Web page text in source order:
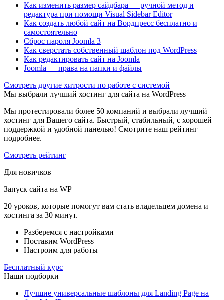
Как изменить размер сайдбара — ручной метод и
редактура при помощи Visual Sidebar Editor
Как создать любой сайт на Вордпресс бесплатно и
самостоятельно
Сброс пароля Joomla 3
Как сверстать собственный шаблон под WordPress
Как редактировать сайт на Joomla
Joomla — права на папки и файлы
Cмотреть другие хитрости по работе с системой
Мы выбрали лучший хостинг для сайта на WordPress
Мы протестировали более 50 компаний и выбрали лучший
хостинг для Вашего сайта. Быстрый, стабильный, с хорошей
поддержкой и удобной панелью! Смотрите наш рейтинг
подробнее.
Смотреть рейтинг
Для новичков
Запуск сайта на WP
20 уроков, которые помогут вам стать владельцем домена и
хостинга за 30 минут.
Разберемся с настройками
Поставим WordPress
Настроим для работы
Бесплатный курс
Наши подборки
Лучшие универсальные шаблоны для Landing Page на